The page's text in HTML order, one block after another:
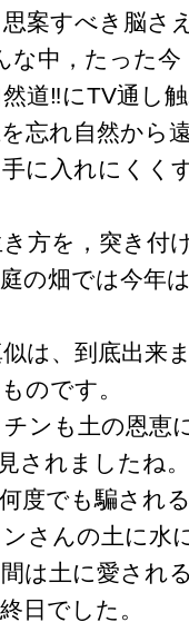
案すべき脳さ
な中，たった今
道‼️にTV通し
忘れ自然から
に入れにくく
方を，突き付
の畑では今年
は、到底出来
のです。
ンも土の恩恵
されましたね。
度でも騙され
さんの土に水
は土に愛され
日でした。